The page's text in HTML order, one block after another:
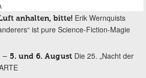
anhalten, bitte! Erik Wernquists
ist pure Science-Fiction-Magie
– 5. und 6. August Die 25. „Nacht der